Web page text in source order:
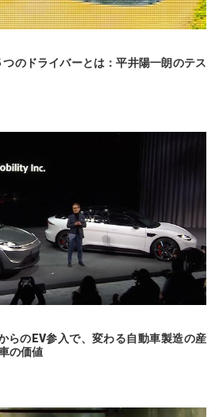
つのドライバーとは：平井陽一朗のテス
らのEV参入で、変わる自動車製造の産
の価値